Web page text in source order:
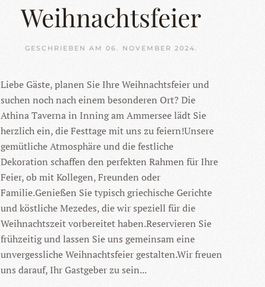
Weihnachtsfeier
GESCHRIEBEN AM 06. NOVEMBER 2024.
Liebe Gäste, planen Sie Ihre Weihnachtsfeier und
suchen noch nach einem besonderen Ort? Die
Athina Taverna in Inning am Ammersee lädt Sie
herzlich ein, die Festtage mit uns zu feiern!Unsere
gemütliche Atmosphäre und die festliche
Dekoration schaffen den perfekten Rahmen für Ihre
Feier, ob mit Kollegen, Freunden oder
Familie.Genießen Sie typisch griechische Gerichte
und köstliche Mezedes, die wir speziell für die
Weihnachtszeit vorbereitet haben.Reservieren Sie
frühzeitig und lassen Sie uns gemeinsam eine
unvergessliche Weihnachtsfeier gestalten.Wir freuen
uns darauf, Ihr Gastgeber zu sein...